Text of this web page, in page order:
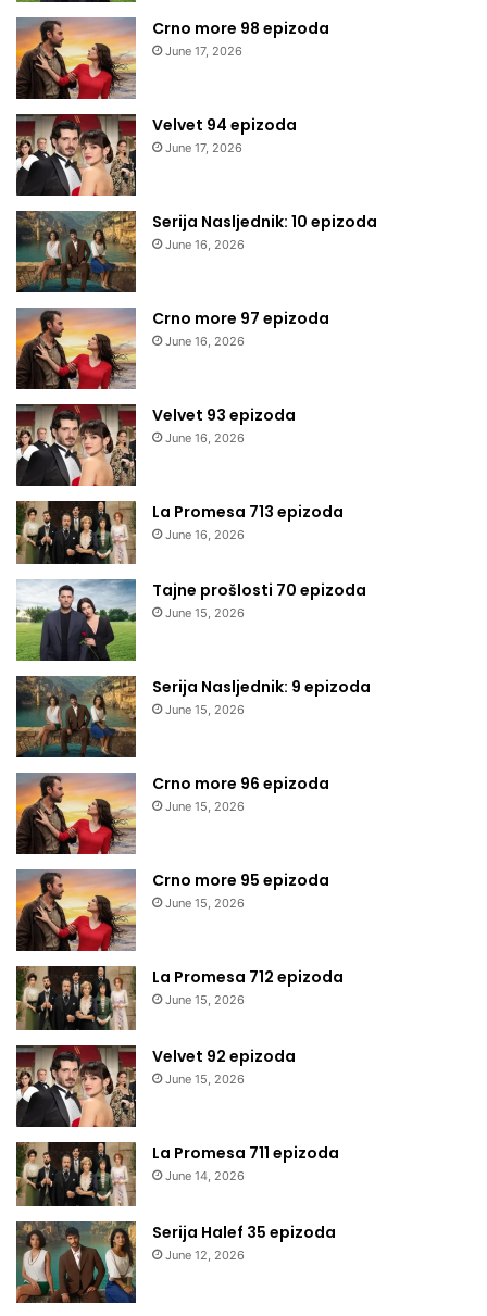
Crno more 98 epizoda
June 17, 2026
Velvet 94 epizoda
June 17, 2026
Serija Nasljednik: 10 epizoda
June 16, 2026
Crno more 97 epizoda
June 16, 2026
Velvet 93 epizoda
June 16, 2026
La Promesa 713 epizoda
June 16, 2026
Tajne prošlosti 70 epizoda
June 15, 2026
Serija Nasljednik: 9 epizoda
June 15, 2026
Crno more 96 epizoda
June 15, 2026
Crno more 95 epizoda
June 15, 2026
La Promesa 712 epizoda
June 15, 2026
Velvet 92 epizoda
June 15, 2026
La Promesa 711 epizoda
June 14, 2026
Serija Halef 35 epizoda
June 12, 2026